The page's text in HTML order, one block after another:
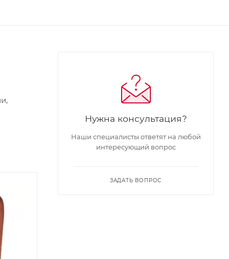
Нужна консультация?
Наши специалисты ответят на любой
интересующий вопрос
ЗАДАТЬ ВОПРОС